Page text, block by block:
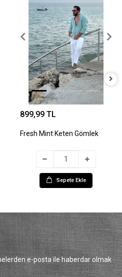
899,99 TL
Fresh Mint Keten Gömlek
Sepete Ekle
e-posta ile haberdar olmak